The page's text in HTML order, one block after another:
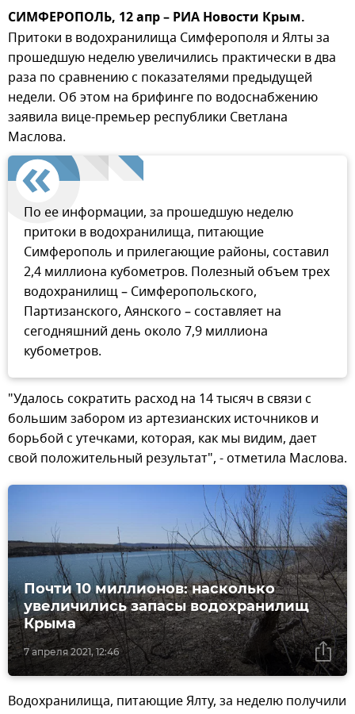
СИМФЕРОПОЛЬ, 12 апр – РИА Новости Крым.
Притоки в водохранилища Симферополя и Ялты за
прошедшую неделю увеличились практически в два
раза по сравнению с показателями предыдущей
недели. Об этом на брифинге по водоснабжению
заявила вице-премьер республики Светлана
Маслова.
По ее информации, за прошедшую неделю
притоки в водохранилища, питающие
Симферополь и прилегающие районы, составил
2,4 миллиона кубометров. Полезный объем трех
водохранилищ – Симферопольского,
Партизанского, Аянского – составляет на
сегодняшний день около 7,9 миллиона
кубометров.
"Удалось сократить расход на 14 тысяч в связи с
большим забором из артезианских источников и
борьбой с утечками, которая, как мы видим, дает
свой положительный результат", - отметила Маслова.
7 апреля 2021, 12:46
Почти 10 миллионов: насколько
увеличились запасы водохранилищ
Крыма
Водохранилища, питающие Ялту, за неделю получили